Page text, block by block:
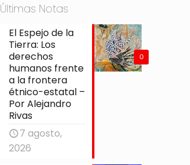
Últimas Notas
0
El Espejo de la
Tierra: Los
derechos
humanos frente
a la frontera
étnico-estatal –
Por Alejandro
Rivas
7 agosto,
2026